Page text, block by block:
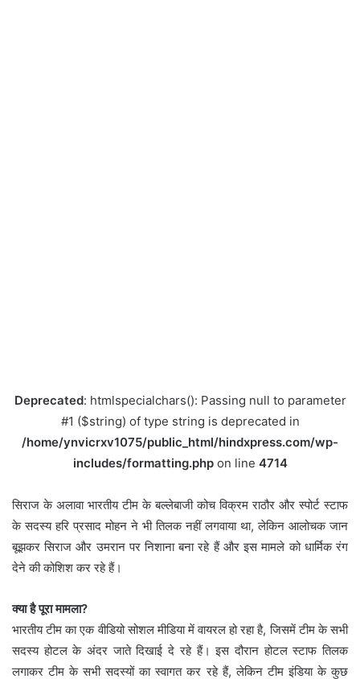
Deprecated: htmlspecialchars(): Passing null to parameter
#1 ($string) of type string is deprecated in
/home/ynvicrxv1075/public_html/hindxpress.com/wp-
includes/formatting.phpon line 4714
सिराज के अलावा भारतीय टीम के बल्लेबाजी कोच विक्रम राठौर और स्पोर्ट स्टाफ
के सदस्य हरि प्रसाद मोहन ने भी तिलक नहीं लगवाया था, लेकिन आलोचक जान
बूझकर सिराज और उमरान पर निशाना बना रहे हैं और इस मामले को धार्मिक रंग
देने की कोशिश कर रहे हैं।
क्या है पूरा मामला?
भारतीय टीम का एक वीडियो सोशल मीडिया में वायरल हो रहा है, जिसमें टीम के सभी
सदस्य होटल के अंदर जाते दिखाई दे रहे हैं। इस दौरान होटल स्टाफ तिलक
लगाकर टीम के सभी सदस्यों का स्वागत कर रहे हैं, लेकिन टीम इंडिया के कुछ